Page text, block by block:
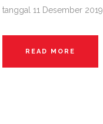
tanggal 11 Desember 2019
READ MORE